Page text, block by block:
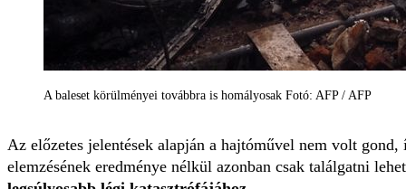
A baleset körülményei továbbra is homályosak Fotó: AFP / AFP
Az előzetes jelentések alapján a hajtóművel nem volt
elemzésének eredménye nélkül azonban csak találgatni